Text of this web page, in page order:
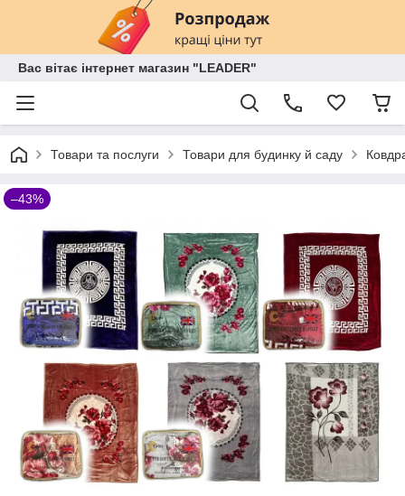
Вас вітає інтернет магазин "LEADER"
Товари та послуги Товари для будинку й саду
–43%